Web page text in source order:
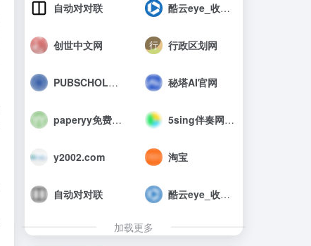
自动对对联 酷云eye_收视率查询
创世中文网 行政区划网
PUBSCHOLAR公益学术平台 秘塔AI官网
paperyy免费查重入口_AIGC免费论文检测 5sing伴奏网_中国原创音乐伴奏网
y2002.com 淘宝
自动对对联 酷云eye_收视率查询
加载更多